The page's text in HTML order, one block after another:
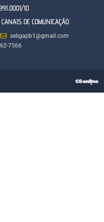
10
DE COMUNICAÇÃO
seligapb1@gmail.com
7566